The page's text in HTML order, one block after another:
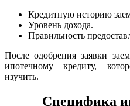
Кредитную историю
Уровень дохода.
Правильность
После одобрения заявки
ипотечному кредиту,
изучить.
Специфика